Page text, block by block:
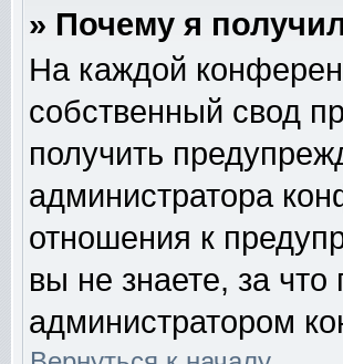
» Почему я
На каждой
собственный свод
получить
администратора
отношения к
вы не знаете, за
администратором